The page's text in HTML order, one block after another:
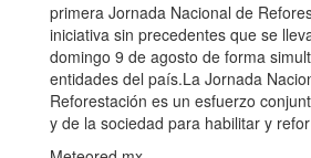
El Gobierno de México anuncia la
primera Jornada Nacional de
iniciativa sin precedentes que se
domingo 9 de agosto de forma
entidades del país.La Jornada
Reforestación es un esfuerzo
y de la sociedad para habilitar y refor